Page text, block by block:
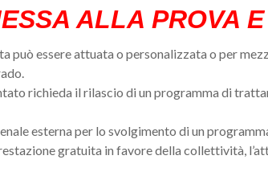
ALLA PROVA
può essere attuata o personalizzata o per
richieda il rilascio di un programma di
esterna per lo svolgimento di un
gratuita in favore della collettività,